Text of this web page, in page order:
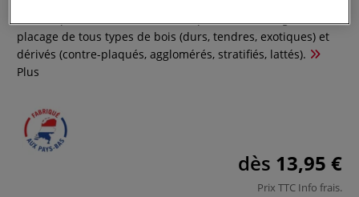
placage de tous types de bois (durs, tendres, exotiques) et
dérivés (contre-plaqués, agglomérés, stratifiés, lattés).
Plus
dès 13,95 €
Prix TTC Info frais.